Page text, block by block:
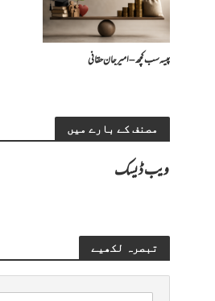
پیسہ سب کچھ – امیرجان حقانی
مصنف کے بارے میں
ویب ڈیسک
تبصرہ لکھیے